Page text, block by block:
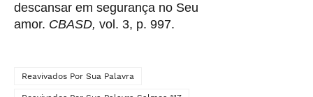
descansar em segurança no Seu
amor. CBASD, vol. 3, p. 997.
Reavivados Por Sua Palavra